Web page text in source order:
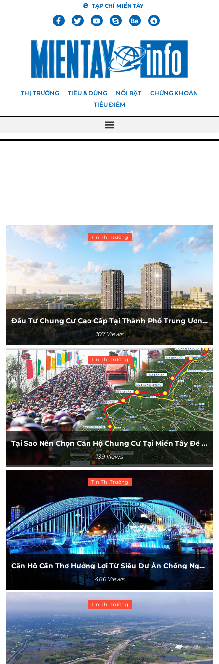
TẠP CHÍ MIỀN TÂY
THỊ TRƯỜNG TIÊU & DÙNG NỔI BẬT
CHỨNG KHOÁN
TIÊU ĐIỂM
Tin Thị Trường
Đầu Tư Chung Cư Cao Cấp Tại Thành Phố Trung Ương Với 279 Triệu Đồng
107 Views
Tin Thị Trường
Tại Sao Nên Chọn Căn Hộ Chung Cư Tại Miền Tây Để Đầu Tư ?
139 Views
Tin Thị Trường
Căn Hộ Cần Thơ Hưởng Lợi Từ Siêu Dự Án Chống Ngập Đô Thị
486 Views
Tin Thị Trường